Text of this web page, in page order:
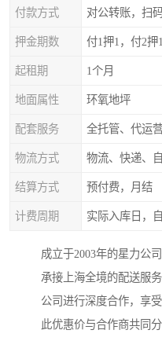
付款方式 对公转账，扫
押金期数 付1押1，付2押
起租期 1个月
地面属性 环氧地坪
配套服务 全托管、代运
物流方式 物流、快递、
结算方式 预付费，月结
计费周期 实际入库日，
成立于2003年的星力公
承接上海全境的配送服
公司进行深度合作，享
此优惠价与合作商共同